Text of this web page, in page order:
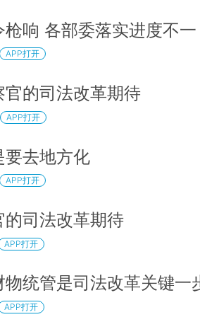
枪响 各部委落实进度不一
APP打开
的司法改革期待
APP打开
要去地方化
APP打开
司法改革期待
APP打开
物统管是司法改革关键一
APP打开